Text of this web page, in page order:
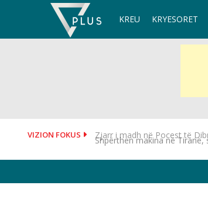
KREU KRYESORET
VIZION FOKUS Shpërthen makina në Tiranë,